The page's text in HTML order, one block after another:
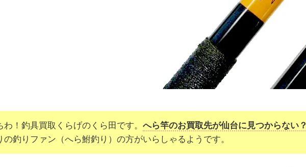
わ！釣具買取くらげのくら田です。 へら竿のお買取先が仙台に見つからない？
の釣りファン（へら鮒釣り）の方がいらしゃるようです。